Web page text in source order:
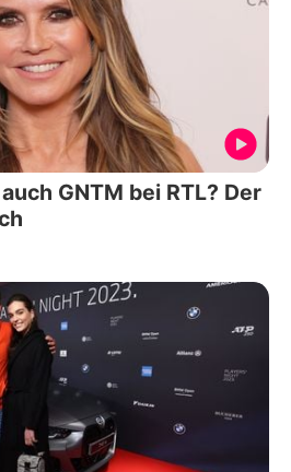
GNTM bei RTL? Der